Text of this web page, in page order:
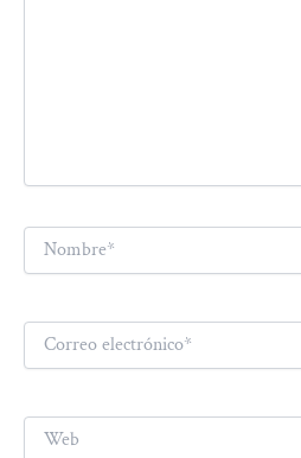
Nombre*
Correo
electrónico*
Web